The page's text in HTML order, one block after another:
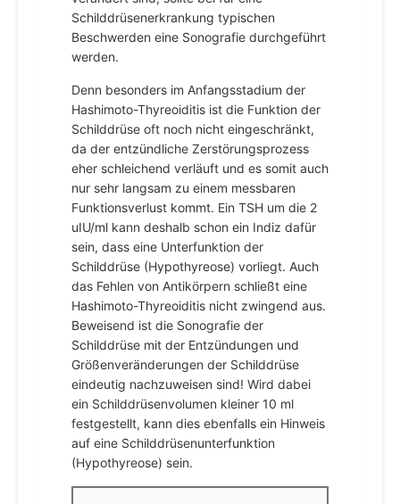
Schilddrüsenerkrankung typischen
Beschwerden eine Sonografie durchgeführt
werden.
Denn besonders im Anfangsstadium der
Hashimoto-Thyreoiditis ist die Funktion der
Schilddrüse oft noch nicht eingeschränkt,
da der entzündliche Zerstörungsprozess
eher schleichend verläuft und es somit auch
nur sehr langsam zu einem messbaren
Funktionsverlust kommt. Ein TSH um die 2
uIU/ml kann deshalb schon ein Indiz dafür
sein, dass eine Unterfunktion der
Schilddrüse (Hypothyreose) vorliegt. Auch
das Fehlen von Antikörpern schließt eine
Hashimoto-Thyreoiditis nicht zwingend aus.
Beweisend ist die Sonografie der
Schilddrüse mit der Entzündungen und
Größenveränderungen der Schilddrüse
eindeutig nachzuweisen sind! Wird dabei
ein Schilddrüsenvolumen kleiner 10 ml
festgestellt, kann dies ebenfalls ein Hinweis
auf eine Schilddrüsenunterfunktion
(Hypothyreose) sein.